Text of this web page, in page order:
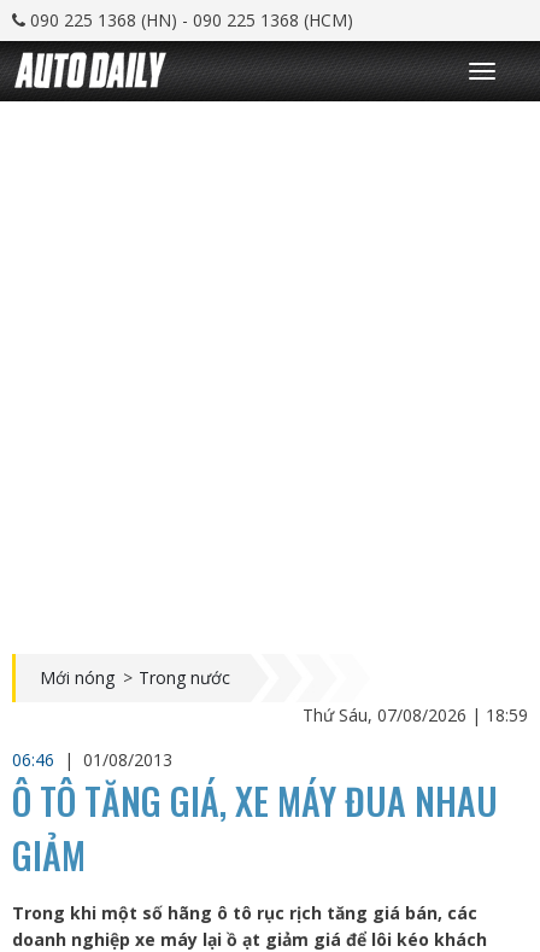
090 225 1368 (HN) - 090 225 1368 (HCM)
T
o
g
Mới nóng > Trong nước
Thứ Sáu, 07/08/2026 | 18:59
06:46
| 01/08/2013
Ô TÔ TĂNG GIÁ, XE MÁY ĐUA NHAU
GIẢM
Trong khi một số hãng ô tô rục rịch tăng giá bán, các
doanh nghiệp xe máy lại ồ ạt giảm giá để lôi kéo khách